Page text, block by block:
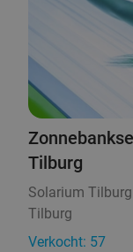
Tilburg
Solarium Tilburg
Tilburg
Verkocht: 57